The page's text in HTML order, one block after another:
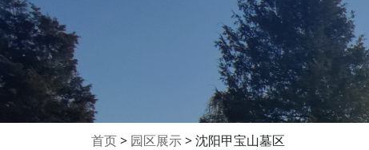
首页> 园区展示>沈阳甲宝山墓区